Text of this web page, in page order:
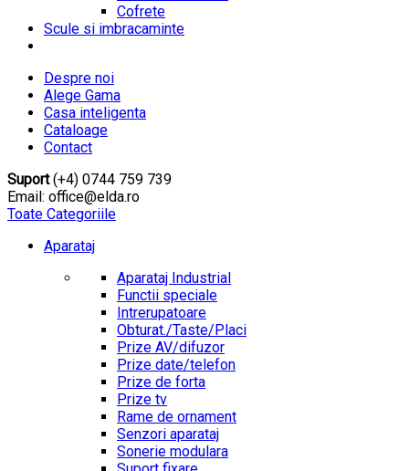
Cofrete
Scule si imbracaminte
Despre noi
Alege Gama
Casa inteligenta
Cataloage
Contact
Suport(+4) 0744 759 739
Email: office@elda.ro
Toate Categoriile
Aparataj
Aparataj Industrial
Functii speciale
Intrerupatoare
Obturat./Taste/Placi
Prize AV/difuzor
Prize date/telefon
Prize de forta
Prize tv
Rame de ornament
Senzori aparataj
Sonerie modulara